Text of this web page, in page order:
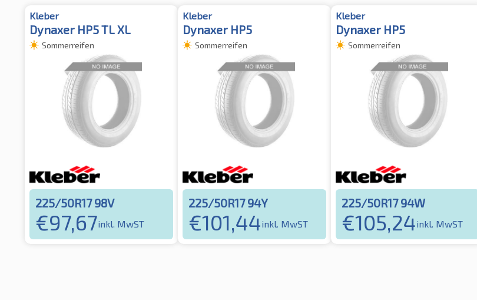
Kleber
Dynaxer HP5 TL XL
Sommerreifen
225/50R17 98V
€97,67inkl. MwST
Kleber
Dynaxer HP5
Sommerreifen
225/50R17 94Y
€101,44inkl. MwST
Kleber
Dynaxer HP5
Sommerreifen
225/50R17 94W
€105,24inkl. MwST